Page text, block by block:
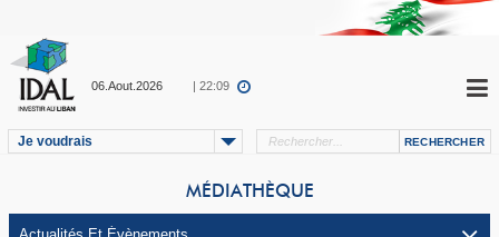
06.Aout.2026 | 22:09
Je voudrais
MÉDIATHÈQUE